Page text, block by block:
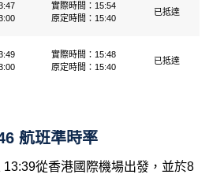
實際時間：15:54
原定時間：15:40
已抵達
實際時間：15:48
原定時間：15:40
已抵達
航班準時率
從香港國際機場出發，並於8